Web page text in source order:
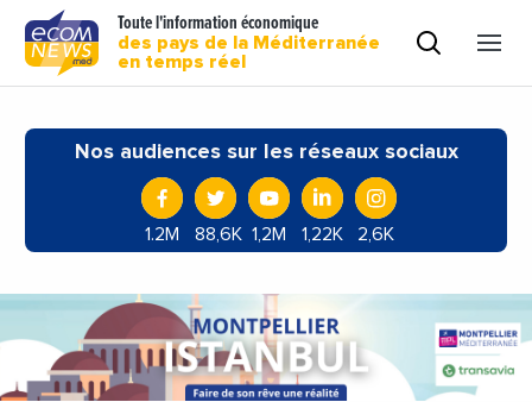
Toute l'information économique
des pays de la Méditerranée
en temps réel
Nos audiences sur les réseaux sociaux
1.2M 88,6K 1,2M 1,22K 2,6K